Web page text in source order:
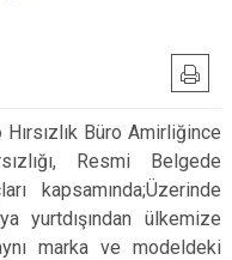
Büro Amirliğince
Resmi Belgede
kapsamında;Üzerinde
yurtdışından ülkemize
marka ve modeldeki